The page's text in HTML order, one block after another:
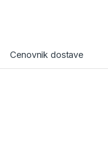
Cenovnik dostave